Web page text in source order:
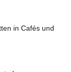
in Cafés und